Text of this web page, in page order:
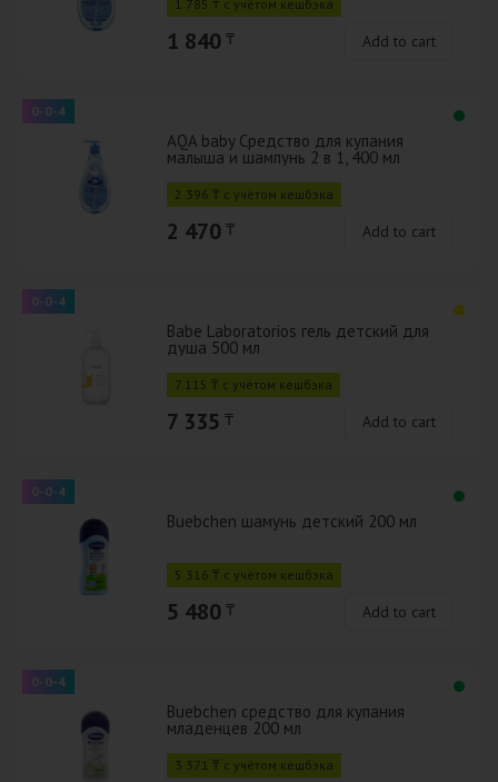
1 785 ₸ с учётом кешбэка
1 840 ₸ Add to cart
0-0-4
AQA baby Средство для купания
малыша и шампунь 2 в 1, 400 мл
2 396 ₸ с учётом кешбэка
2 470 ₸ Add to cart
0-0-4
Babe Laboratorios гель детский для
душа 500 мл
7 115 ₸ с учётом кешбэка
7 335 ₸ Add to cart
0-0-4
Buebchen шамунь детский 200 мл
5 316 ₸ с учётом кешбэка
5 480 ₸ Add to cart
0-0-4
Buebchen средство для купания
младенцев 200 мл
3 371 ₸ с учётом кешбэка